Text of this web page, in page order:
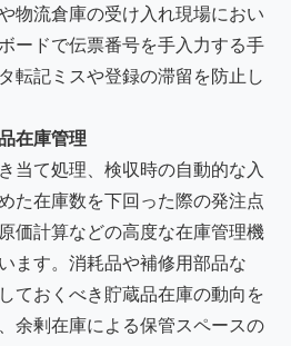
物流倉庫の受け入れ現場におい
ードで伝票番号を手入力する手
転記ミスや登録の滞留を防止し
在庫管理
当て処理、検収時の自動的な入
た在庫数を下回った際の発注点
価計算などの高度な在庫管理機
ます。消耗品や補修用部品な
ておくべき貯蔵品在庫の動向を
余剰在庫による保管スペースの